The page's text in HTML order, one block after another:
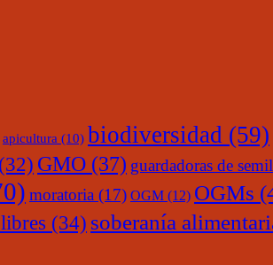
apicultura (10) biodiversidad (59)
(32) GMO (37) guardadoras de
moratoria (17) OGM (12) OGMs
(34) soberanía